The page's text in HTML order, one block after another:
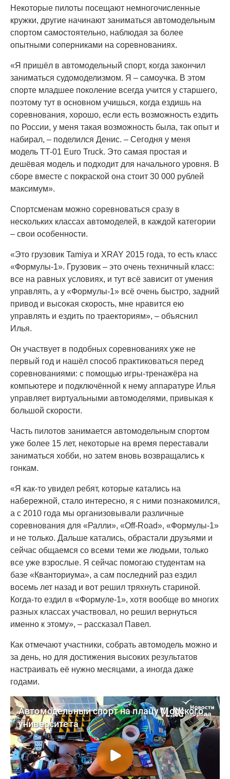
Некоторые пилоты посещают немногочисленные
кружки, другие начинают заниматься автомодельным
спортом самостоятельно, наблюдая за более
опытными соперниками на соревнованиях.
«Я пришёл в автомодельный спорт, когда закончил
заниматься судомоделизмом. Я – самоучка. В этом
спорте младшее поколение всегда учится у старшего,
поэтому тут в основном учишься, когда ездишь на
соревнования, хорошо, если есть возможность ездить
по России, у меня такая возможность была, так опыт и
набирал, – поделился Денис. – Сегодня у меня
модель TT-01 Euro Truck. Это самая простая и
дешёвая модель и подходит для начального уровня. В
сборе вместе с покраской она стоит 30 000 рублей
максимум».
Спортсменам можно соревноваться сразу в
нескольких классах автомоделей, в каждой категории
– свои особенности.
«Это грузовик Tamiya и XRAY 2015 года, то есть класс
«Формулы-1». Грузовик – это очень техничный класс:
все на равных условиях, и тут всё зависит от умения
управлять, а у «Формулы-1» всё очень быстро, задний
привод и высокая скорость, мне нравится ею
управлять и ездить по траекториям», – объяснил
Илья.
Он участвует в подобных соревнованиях уже не
первый год и нашёл способ практиковаться перед
соревнованиями: с помощью игры-тренажёра на
компьютере и подключённой к нему аппаратуре Илья
управляет виртуальными автомоделями, привыкая к
большой скорости.
Часть пилотов занимается автомодельным спортом
уже более 15 лет, некоторые на время переставали
заниматься хобби, но затем вновь возвращались к
гонкам.
«Я как-то увидел ребят, которые катались на
набережной, стало интересно, я с ними познакомился,
а с 2010 года мы организовывали различные
соревнования для «Ралли», «Off-Road», «Формулы-1»
и не только. Дальше катались, обрастали друзьями и
сейчас общаемся со всеми теми же людьми, только
все уже взрослые. Я сейчас помогаю студентам на
базе «Кванториума», а сам последний раз ездил
восемь лет назад и вот решил тряхнуть стариной.
Когда-то ездил в «Формуле-1», хотя вообще во многих
разных классах участвовал, но решил вернуться
именно к этому», – рассказал Павел.
Как отмечают участники, собрать автомодель можно и
за день, но для достижения высоких результатов
настраивать её нужно месяцами, а иногда даже
годами.